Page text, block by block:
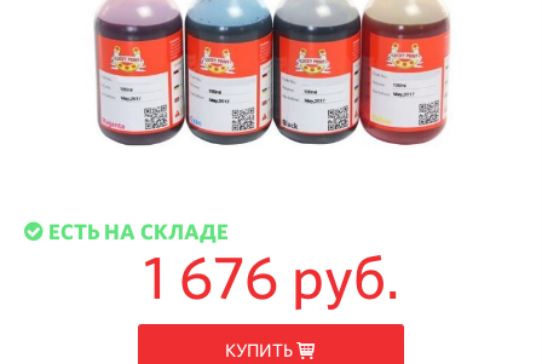
ЕСТЬ НА СКЛАДЕ
1 676 руб.
КУПИТЬ